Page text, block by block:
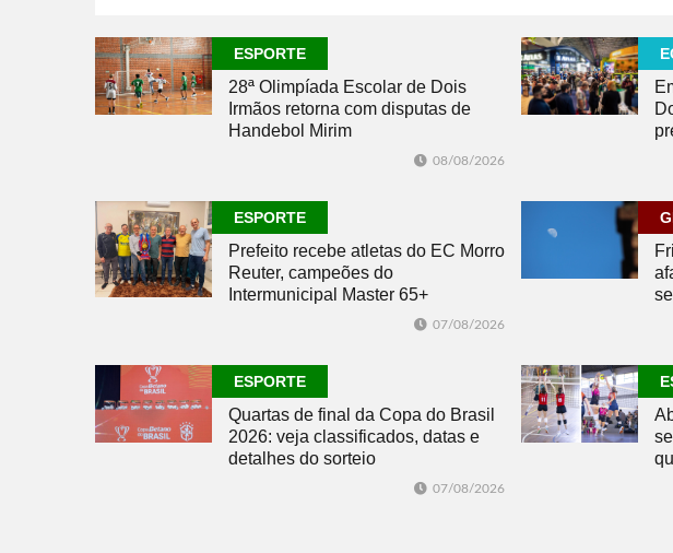
ESPORTE
28ª Olimpíada Escolar de Dois
Irmãos retorna com disputas de
Handebol Mirim
08/08/2026
ESPORTE
Prefeito recebe atletas do EC Morro
Reuter, campeões do
Intermunicipal Master 65+
07/08/2026
ESPORTE
Quartas de final da Copa do Brasil
2026: veja classificados, datas e
detalhes do sorteio
07/08/2026